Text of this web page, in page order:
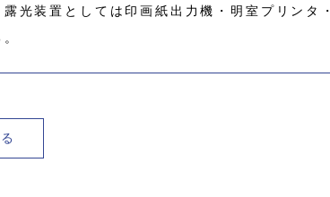
光装置としては印画紙出力機・明室プリンタ・